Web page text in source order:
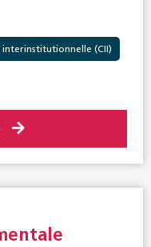
(CII)